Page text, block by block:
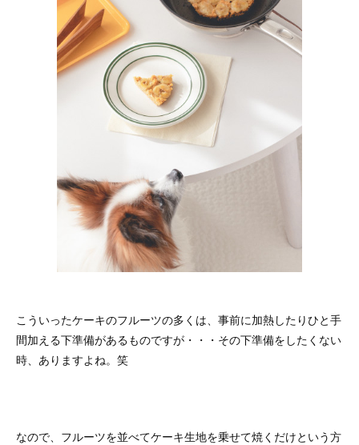
こういったケーキのフルーツの多くは、事前に加熱したりひと手
間加える下準備があるものですが・・・その下準備をしたくない
時、ありますよね。笑
なので、フルーツを並べてケーキ生地を乗せて焼くだけという方